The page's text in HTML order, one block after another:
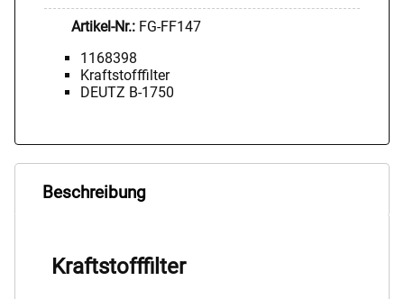
Artikel-Nr.: FG-FF147
1168398
Kraftstofffilter
DEUTZ B-1750
Beschreibung
Kraftstofffilter